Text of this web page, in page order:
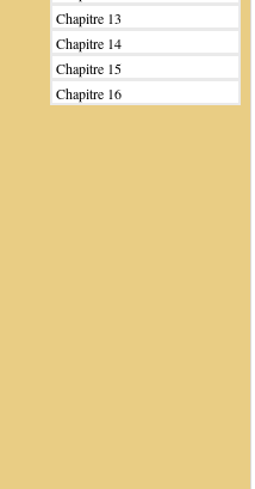
Chapitre 13
Chapitre 14
Chapitre 15
Chapitre 16